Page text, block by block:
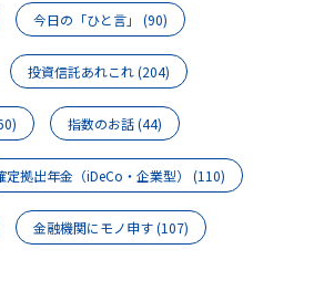
今日の「ひと言」 (90)
投資信託あれこれ(204)
指数のお話(44)
定拠出年金（iDeCo・企業型） (110)
金融機関にモノ申す(107)